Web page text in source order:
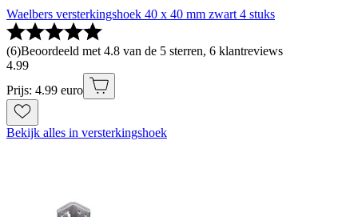
Waelbers versterkingshoek 40 x 40 mm zwart 4 stuks
(6)Beoordeeld met 4.8 van de 5 sterren, 6 klantreviews
4.99
Prijs: 4.99 euro
Bekijk alles in versterkingshoek